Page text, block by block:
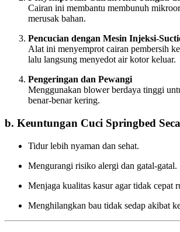
Cairan ini membantu membunuh
merusak bahan.
Pencucian dengan Mesin Injeksi-
Alat ini menyemprot cairan pembersih
lalu langsung menyedot air kotor keluar.
Pengeringan dan Pewangi
Menggunakan blower berdaya tinggi
benar-benar kering.
b. Keuntungan Cuci Springbed
Tidur lebih nyaman dan sehat.
Mengurangi risiko alergi dan gatal-gatal.
Menjaga kualitas kasur agar tidak cepat
Menghilangkan bau tidak sedap akibat